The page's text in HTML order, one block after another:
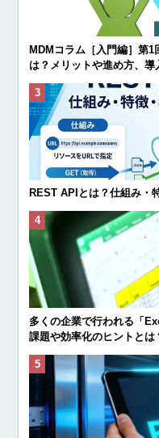
MDMコラム［入門編］第1
は？メリットや進め方、導
REST APIとは？仕組み・
多くの企業で行われる「
課題や効率化のヒントとは